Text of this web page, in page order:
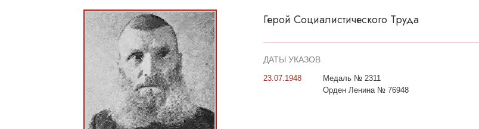
Герой Социалистического Труда
ДАТЫ УКАЗОВ
23.07.1948
Медаль № 2311
Орден Ленина № 76948